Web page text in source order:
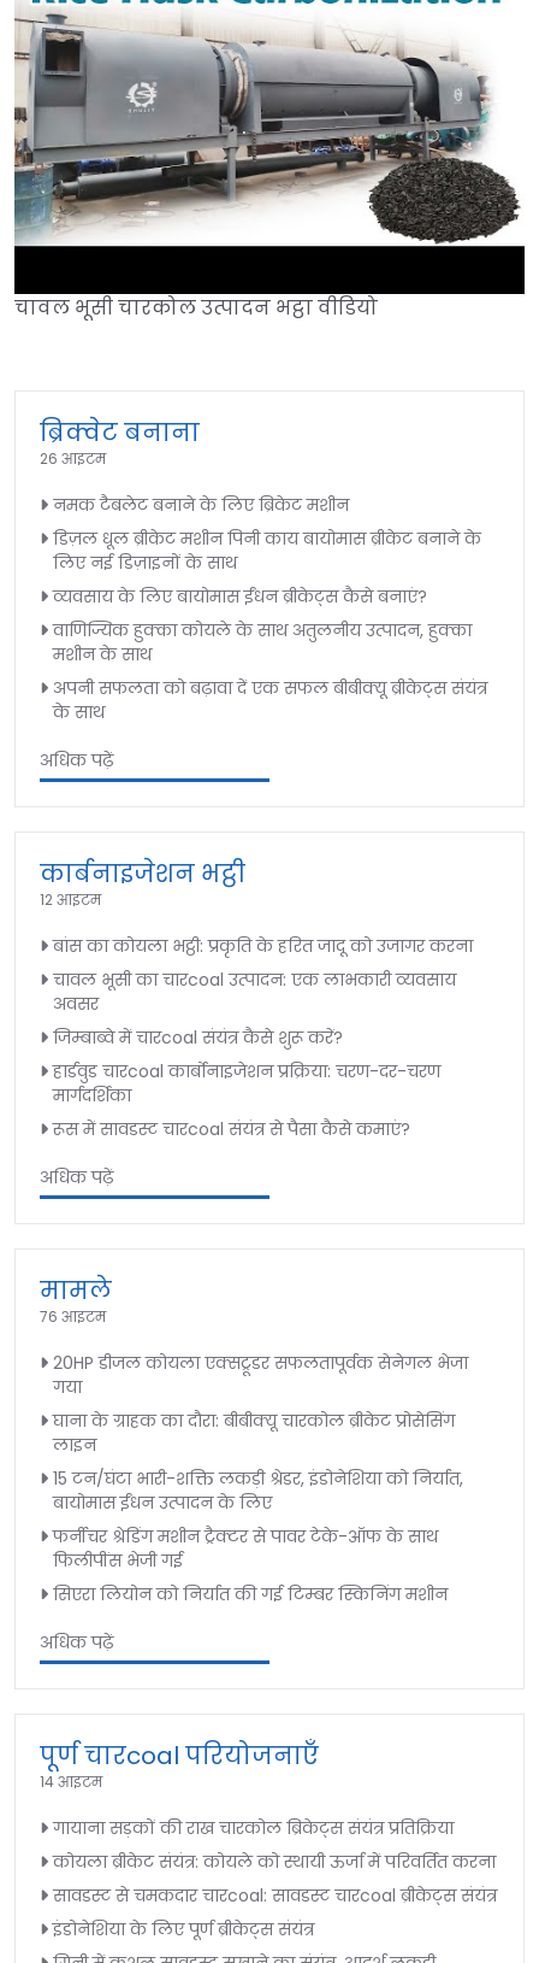
चावल भूसी चारकोल उत्पादन भट्ठा वीडियो
ब्रिक्वेट बनाना
26 आइटम
नमक टैबलेट बनाने के लिए ब्रिकेट मशीन
डिज़ल धूल ब्रीकेट मशीन पिनी काय बायोमास ब्रीकेट बनाने के
लिए नई डिज़ाइनों के साथ
व्यवसाय के लिए बायोमास ईंधन ब्रीकेट्स कैसे बनाएं?
वाणिज्यिक हुक्का कोयले के साथ अतुलनीय उत्पादन, हुक्का
मशीन के साथ
अपनी सफलता को बढ़ावा दें एक सफल बीबीक्यू ब्रीकेट्स संयंत्र
के साथ
अधिक पढ़ें
कार्बनाइजेशन भट्ठी
12 आइटम
बांस का कोयला भट्ठी: प्रकृति के हरित जादू को उजागर करना
चावल भूसी का चारcoal उत्पादन: एक लाभकारी व्यवसाय
अवसर
जिम्बाब्वे में चारcoal संयंत्र कैसे शुरू करें?
हार्डवुड चारcoal कार्बोनाइजेशन प्रक्रिया: चरण-दर-चरण
मार्गदर्शिका
रूस में सावडस्ट चारcoal संयंत्र से पैसा कैसे कमाएं?
अधिक पढ़ें
मामले
76 आइटम
20HP डीजल कोयला एक्सट्रूडर सफलतापूर्वक सेनेगल भेजा
गया
घाना के ग्राहक का दौरा: बीबीक्यू चारकोल ब्रीकेट प्रोसेसिंग
लाइन
15 टन/घंटा भारी-शक्ति लकड़ी श्रेडर, इंडोनेशिया को निर्यात,
बायोमास ईंधन उत्पादन के लिए
फर्नीचर श्रेडिंग मशीन ट्रैक्टर से पावर टेके-ऑफ के साथ
फिलीपींस भेजी गई
सिएरा लियोन को निर्यात की गई टिम्बर स्किनिंग मशीन
अधिक पढ़ें
पूर्ण चारcoal परियोजनाएँ
14 आइटम
गायाना सड़कों की राख चारकोल ब्रिकेट्स संयंत्र प्रतिक्रिया
कोयला ब्रीकेट संयंत्र: कोयले को स्थायी ऊर्जा में परिवर्तित करना
सावडस्ट से चमकदार चारcoal: सावडस्ट चारcoal ब्रीकेट्स संयंत्र
इंडोनेशिया के लिए पूर्ण ब्रीकेट्स संयंत्र